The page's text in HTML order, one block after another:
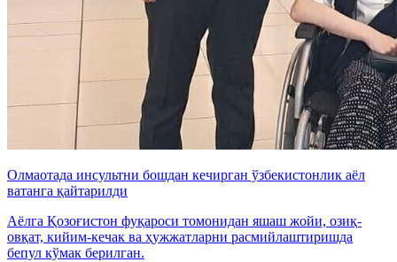
Олмаотада инсультни бошдан кечирган ўзбекистонлик аёл
ватанга қайтарилди
Аёлга Қозоғистон фуқароси томонидан яшаш жойи, озиқ-
овқат, кийим-кечак ва ҳужжатларни расмийлаштиришда
бепул кўмак берилган.